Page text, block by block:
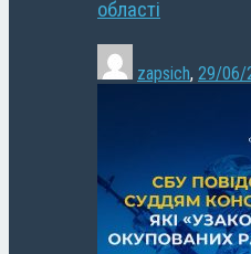
області
zapsich, 29/06/